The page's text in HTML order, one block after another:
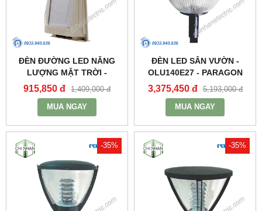
ĐÈN ĐƯỜNG LED NĂNG
LƯỢNG MẶT TRỜI -
PSOWA565 - PARAGON
915,850 đ 1,409,000 đ
MUA NGAY
ĐÈN LED SÂN VƯỜN -
OLU140E27 - PARAGON
3,375,450 đ 5,193,000 đ
MUA NGAY
-35% -35%